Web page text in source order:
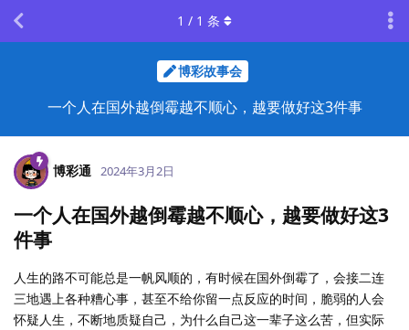
博彩故事会
一个人在国外越倒霉越不顺心，越要做好这3件事
1 / 1 条
博彩通 2024年3月2日
一个人在国外越倒霉越不顺心，越要做好这3
件事
人生的路不可能总是一帆风顺的，有时候在国外倒霉了，会接二连
三地遇上各种糟心事，甚至不给你留一点反应的时间，脆弱的人会
怀疑人生，不断地质疑自己，为什么自己这一辈子这么苦，但实际